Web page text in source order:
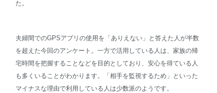
た。
夫婦間でのGPSアプリの使用を「ありえない」と答えた人が半数
を超えた今回のアンケート。一方で活用している人は、家族の帰
宅時間を把握することなどを目的としており、安心を得ている人
も多くいることがわかります。「相手を監視するため」といった
マイナスな理由で利用している人は少数派のようです。